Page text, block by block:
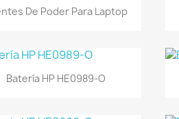
Vista rápida
De Poder Para Laptop
Vista rápida
Batería HP HE0989-O